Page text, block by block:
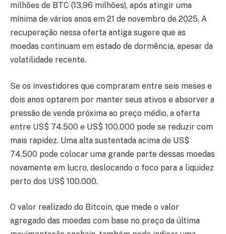
milhões de BTC (13,96 milhões), após atingir uma
mínima de vários anos em 21 de novembro de 2025. A
recuperação nessa oferta antiga sugere que as
moedas continuam em estado de dormência, apesar da
volatilidade recente.
Se os investidores que compraram entre seis meses e
dois anos optarem por manter seus ativos e absorver a
pressão de venda próxima ao preço médio, a oferta
entre US$ 74.500 e US$ 100.000 pode se reduzir com
mais rapidez. Uma alta sustentada acima de US$
74.500 pode colocar uma grande parte dessas moedas
novamente em lucro, deslocando o foco para a liquidez
perto dos US$ 100.000.
O valor realizado do Bitcoin, que mede o valor
agregado das moedas com base no preço da última